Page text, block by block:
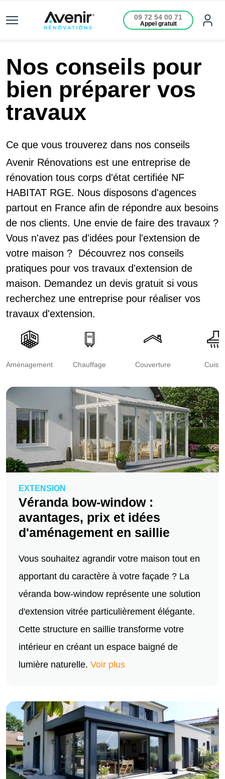
09 72 54 00 71
Appel gratuit
Nos conseils pour
bien préparer vos
travaux
Ce que vous trouverez dans nos conseils
Avenir Rénovations est une entreprise de
rénovation tous corps d'état certifiée NF
HABITAT RGE. Nous disposons d'agences
partout en France afin de répondre aux besoins
de nos clients. Une envie de faire des travaux ?
Vous n'avez pas d'idées pour l'extension de
votre maison ? Découvrez nos conseils
pratiques pour vos travaux d'extension de
maison. Demandez un devis gratuit si vous
recherchez une entreprise pour réaliser vos
travaux d'extension.
Aménagement Chauffage Couverture
EXTENSION
Véranda bow-window :
avantages, prix et idées
d'aménagement en saillie
Vous souhaitez agrandir votre maison tout en
apportant du caractère à votre façade ? La
véranda bow-window représente une solution
d'extension vitrée particulièrement élégante.
Cette structure en saillie transforme votre
intérieur en créant un espace baigné de
lumière naturelle. Voir plus